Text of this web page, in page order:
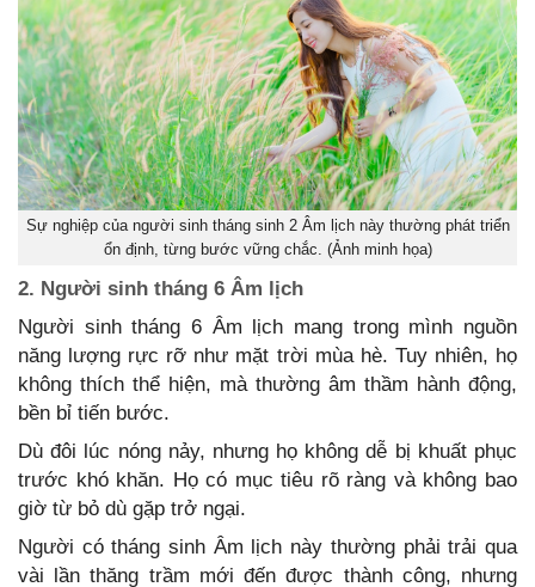
Sự nghiệp của người sinh tháng sinh 2 Âm lịch này thường phát triển
ổn định, từng bước vững chắc. (Ảnh minh họa)
2. Người sinh tháng 6 Âm lịch
Người sinh tháng 6 Âm lịch mang trong mình nguồn
năng lượng rực rỡ như mặt trời mùa hè. Tuy nhiên, họ
không thích thể hiện, mà thường âm thầm hành động,
bền bỉ tiến bước.
Dù đôi lúc nóng nảy, nhưng họ không dễ bị khuất phục
trước khó khăn. Họ có mục tiêu rõ ràng và không bao
giờ từ bỏ dù gặp trở ngại.
Người có tháng sinh Âm lịch này thường phải trải qua
vài lần thăng trầm mới đến được thành công, nhưng